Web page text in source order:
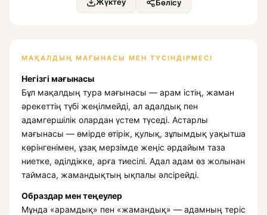
Бөлісу
МАҚАЛДЫҢ МАҒЫНАСЫ МЕН ТҮСІНДІРМЕСІ
Негізгі мағынасы
Бұл мақалдың тура мағынасы — арам істің, жаман
әрекеттің түбі жеңілмейді, ал адалдық пен
адамгершілік олардан үстем түседі. Астарлы
мағынасы — өмірде өтірік, қулық, зұлымдық уақытша
көрінгенімен, ұзақ мерзімде жеңіс әрдайым таза
ниетке, әділдікке, арға тиесілі. Адал адам өз жолынан
таймаса, жамандықтың ықпалы әлсірейді.
Образдар мен теңеулер
Мұнда «арамдық» пен «жамандық» — адамның теріс